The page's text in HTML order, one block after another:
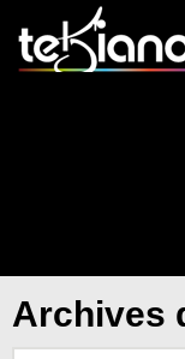
Archives